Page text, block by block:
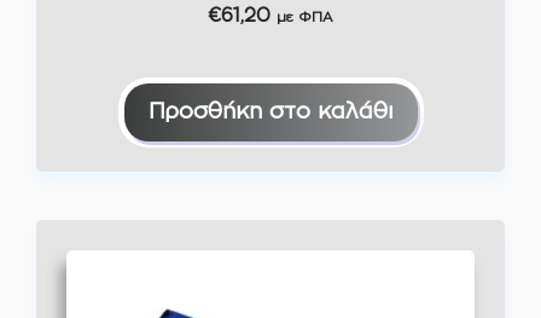
€61,20 με ΦΠΑ
Προσθήκη στο καλάθι